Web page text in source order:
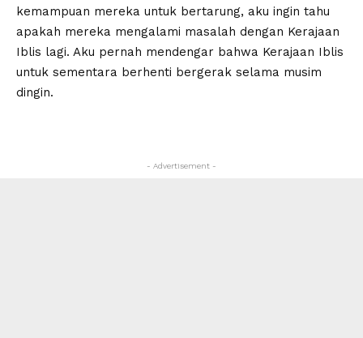
kemampuan mereka untuk bertarung, aku ingin tahu
apakah mereka mengalami masalah dengan Kerajaan
Iblis lagi. Aku pernah mendengar bahwa Kerajaan Iblis
untuk sementara berhenti bergerak selama musim
dingin.
- Advertisement -